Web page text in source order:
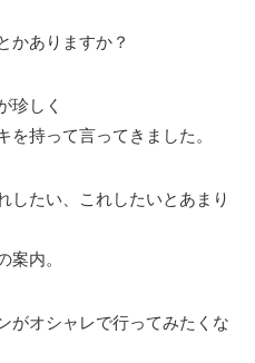
かありますか？
珍しく
を持って言ってきました。
したい、これしたいとあまり
案内。
がオシャレで行ってみたくな